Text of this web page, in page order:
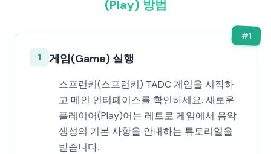
(Play) 방법
#1
1 게임(Game) 실행
스프런키(스프런키) TADC 게임을 시작하
고 메인 인터페이스를 확인하세요. 새로운
플레이어(Play)어는 레트로 게임에서 음악
생성의 기본 사항을 안내하는 튜토리얼을
받습니다.